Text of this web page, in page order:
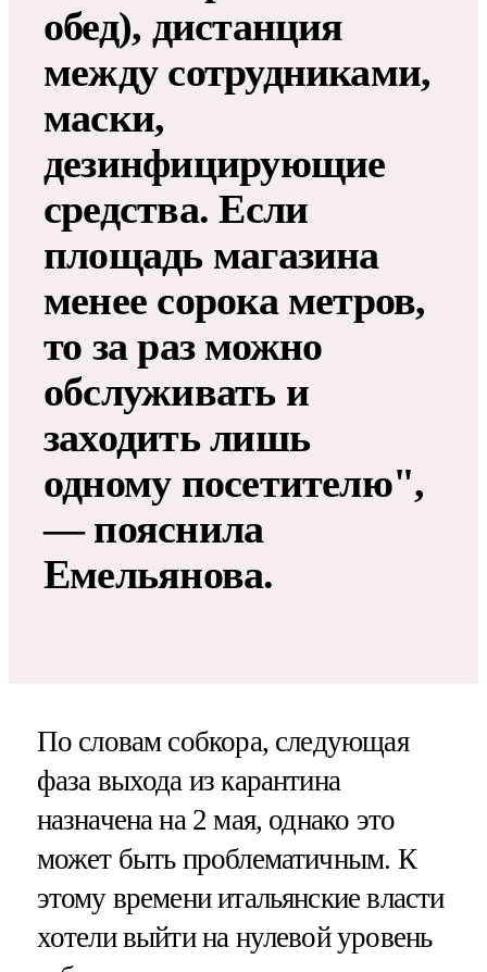
обед), дистанция
между сотрудниками,
маски,
дезинфицирующие
средства. Если
площадь магазина
менее сорока метров,
то за раз можно
обслуживать и
заходить лишь
одному посетителю",
— пояснила
Емельянова.
По словам собкора, следующая
фаза выхода из карантина
назначена на 2 мая, однако это
может быть проблематичным. К
этому времени итальянские власти
хотели выйти на нулевой уровень